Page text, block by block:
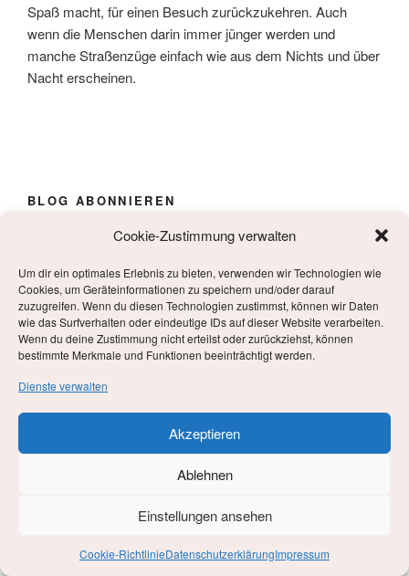
Cookie-Zustimmung verwalten
Um dir ein optimales Erlebnis zu bieten, verwenden wir Technologien wie
Cookies, um Geräteinformationen zu speichern und/oder darauf
zuzugreifen. Wenn du diesen Technologien zustimmst, können wir Daten
wie das Surfverhalten oder eindeutige IDs auf dieser Website verarbeiten.
Wenn du deine Zustimmung nicht erteilst oder zurückziehst, können
bestimmte Merkmale und Funktionen beeinträchtigt werden.
Dienste verwalten
Akzeptieren
Ablehnen
Einstellungen ansehen
Cookie-RichtlinieDatenschutzerklärungImpressum
Spaß macht, für einen Besuch zurückzukehren. Auch
wenn die Menschen darin immer jünger werden und
manche Straßenzüge einfach wie aus dem Nichts und über
Nacht erscheinen.
BLOG ABONNIEREN
E-Mail*